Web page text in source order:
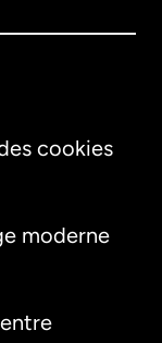
cookies
moderne